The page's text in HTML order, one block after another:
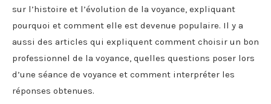
sur l’histoire et l’évolution de la voyance, expliquant
pourquoi et comment elle est devenue populaire. Il y a
aussi des articles qui expliquent comment choisir un bon
professionnel de la voyance, quelles questions poser lors
d’une séance de voyance et comment interpréter les
réponses obtenues.